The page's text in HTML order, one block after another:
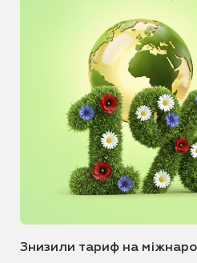
Знизили тариф на